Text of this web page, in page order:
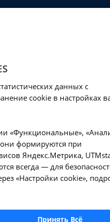
скорости оседания
мы свяжемся с
данных с
cookie в настройках
«Функциональные»,
формируются при
Яндекс.Метрика,
всегда — для
«Настройки cookie»,
Принять Всё